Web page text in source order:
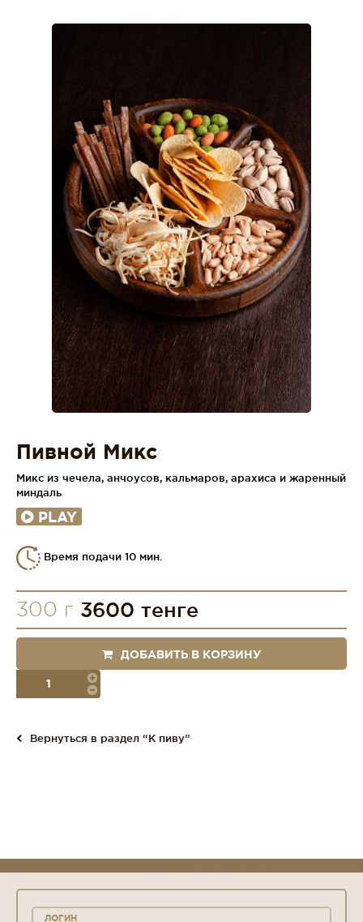
Пивной Микс
Микс из чечела, анчоусов, кальмаров, арахиса и жаренный
миндаль
PLAY
Время подачи 10 мин.
300 г 3600 тенге
ДОБАВИТЬ В КОРЗИНУ
Вернуться в раздел “К пиву”